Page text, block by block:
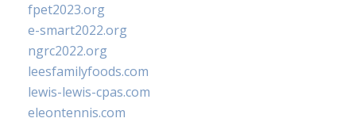
fpet2023.org
e-smart2022.org
ngrc2022.org
leesfamilyfoods.com
lewis-lewis-cpas.com
eleontennis.com